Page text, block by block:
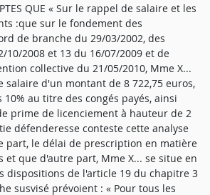
QUE « Sur le rappel de salaire et les
:que sur le fondement des
de branche du 29/03/2002, des
10/2008 et 13 du 16/07/2009 et de
collective du 21/05/2010, Mme X...
d'un montant de 8 722,75 euros,
au titre des congés payés, ainsi
prime de licenciement à hauteur de 2
défenderesse conteste cette analyse
part, le délai de prescription en matière
et que d'autre part, Mme X... se situe en
dispositions de l'article 19 du chapitre 3
susvisé prévoient : « Pour tous les